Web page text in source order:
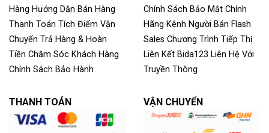
Hàng Hướng Dẫn Bán Hàng
Thanh Toán Tích Điểm Vận
Chuyển Trả Hàng & Hoàn
Tiền Chăm Sóc Khách Hàng
Chính Sách Bảo Hành
Chính Sách Bảo Mật Chính
Hãng Kênh Người Bán Flash
Sales Chương Trình Tiếp Thị
Liên Kết Bida123 Liên Hệ Với
Truyền Thông
THANH TOÁN VẬN CHUYỂN